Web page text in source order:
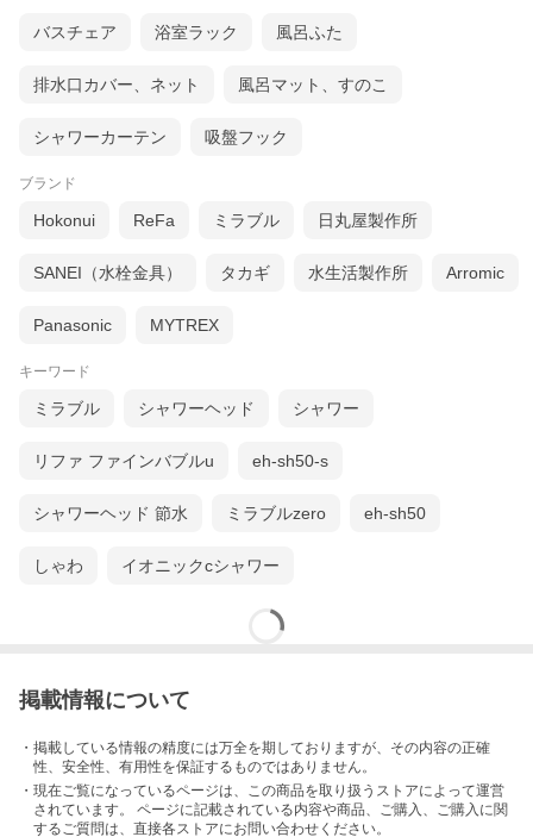
バスチェア 浴室ラック 風呂ふた
排水口カバー、ネット 風呂マット、すのこ
シャワーカーテン 吸盤フック
ブランド
Hokonui ReFa ミラブル 日丸屋製作所
SANEI（水栓金具） タカギ 水生活製作所 Arromic
Panasonic MYTREX
キーワード
ミラブル シャワーヘッド シャワー
リファ ファインバブルu eh-sh50-s
シャワーヘッド 節水 ミラブルzero eh-sh50
しゃわ イオニックcシャワー
掲載情報について
・掲載している情報の精度には万全を期しておりますが、その内容の正確
性、安全性、有用性を保証するものではありません。
・現在ご覧になっているページは、この商品を取り扱うストアによって運営
されています。 ページに記載されている内容や商品、ご購入 、ご購入に関
するご質問は、直接各ストアにお問い合わせください。